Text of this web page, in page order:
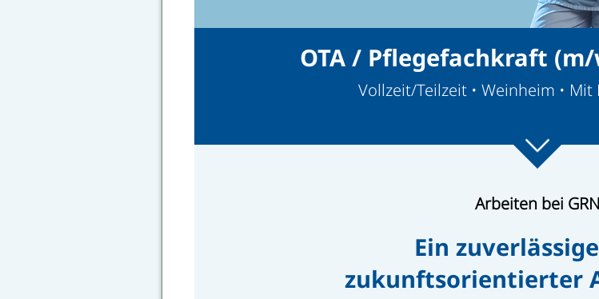
OTA / Pflegefachkraft
Vollzeit/Teilzeit • Weinheim •
Arbeiten bei GRN
Ein
zukunftsorientierter